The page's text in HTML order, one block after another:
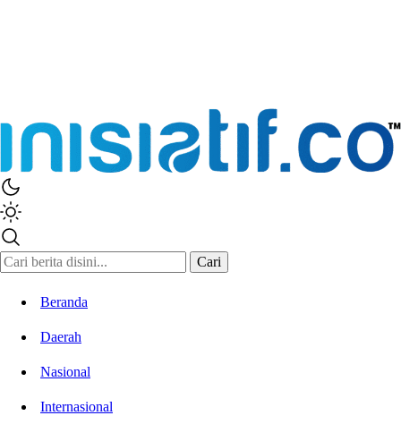
Inisiatif.co
Stay Connected Stay Informed
Cari
Beranda
Daerah
Nasional
Internasional